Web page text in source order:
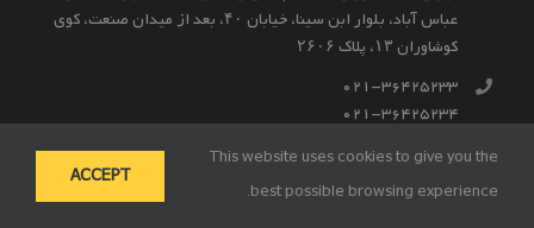
عباس آباد، بلوار ابن سينا، خيابان ۴۰، بعد از ميدان صنعت، كوی
كوشاوران ۱۳، پلاک ۲۶۰۶
021-36425233
021-36425234
98-9122046154+
This website uses cookies to give you the
best possible browsing experience.
ACCEPT